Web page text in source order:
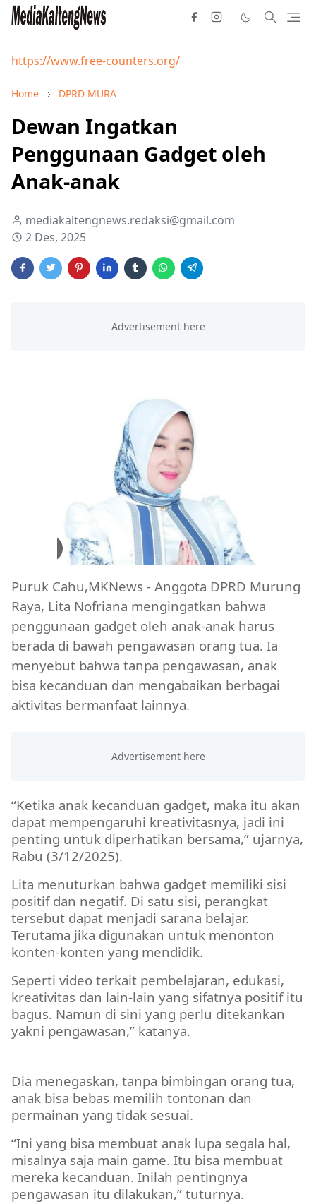
https://www.free-counters.org/
Home DPRD MURA
Dewan Ingatkan
Penggunaan Gadget oleh
Anak-anak
mediakaltengnews.redaksi@gmail.com
2 Des, 2025
Puruk Cahu,MKNews - Anggota DPRD Murung
Raya, Lita Nofriana mengingatkan bahwa
penggunaan gadget oleh anak-anak harus
berada di bawah pengawasan orang tua. Ia
menyebut bahwa tanpa pengawasan, anak
bisa kecanduan dan mengabaikan berbagai
aktivitas bermanfaat lainnya.
“Ketika anak kecanduan gadget, maka itu akan
dapat mempengaruhi kreativitasnya, jadi ini
penting untuk diperhatikan bersama,” ujarnya,
Rabu (3/12/2025).
Lita menuturkan bahwa gadget memiliki sisi
positif dan negatif. Di satu sisi, perangkat
tersebut dapat menjadi sarana belajar.
Terutama jika digunakan untuk menonton
konten-konten yang mendidik.
Seperti video terkait pembelajaran, edukasi,
kreativitas dan lain-lain yang sifatnya positif itu
bagus. Namun di sini yang perlu ditekankan
yakni pengawasan,” katanya.
Dia menegaskan, tanpa bimbingan orang tua,
anak bisa bebas memilih tontonan dan
permainan yang tidak sesuai.
“Ini yang bisa membuat anak lupa segala hal,
misalnya saja main game. Itu bisa membuat
mereka kecanduan. Inilah pentingnya
pengawasan itu dilakukan,” tuturnya.